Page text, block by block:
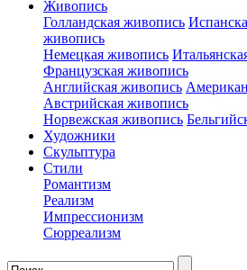
Живопись
Голландская живопись
живопись
Немецкая живопись
Французская живопись
Английская живопись
Австрийская живопись
Норвежская живопись
Художники
Скульптура
Стили
Романтизм
Реализм
Импрессионизм
Сюрреализм